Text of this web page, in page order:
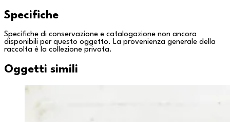
Specifiche
Specifiche di conservazione e catalogazione non ancora
disponibili per questo oggetto. La provenienza generale della
raccolta è la collezione privata.
Oggetti simili